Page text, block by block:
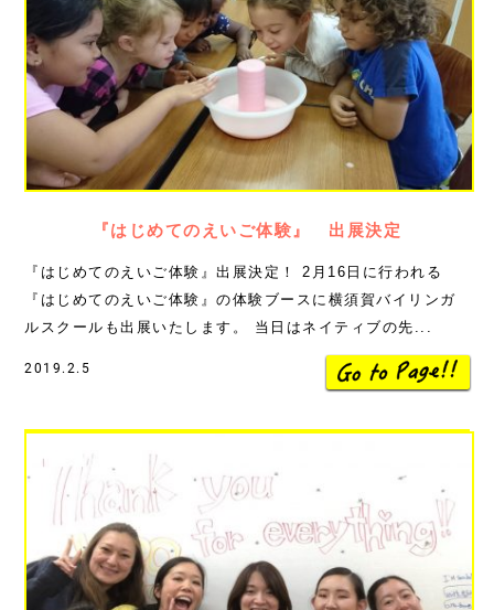
『はじめてのえいご体験』 出展決定
『はじめてのえいご体験』出展決定！ 2月16日に行われる
『はじめてのえいご体験』の体験ブースに横須賀バイリンガ
ルスクールも出展いたします。 当日はネイティブの先...
2019.2.5